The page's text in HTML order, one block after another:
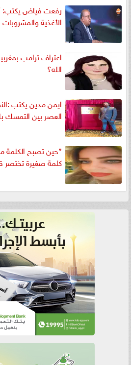
رفعت فياض
الأغذية
اعتراف ترامب
الله؟
ايمن مدين يكتب
العصر بين التمسك
”حين تصبح الكلمة
كلمة صغيرة تختصر